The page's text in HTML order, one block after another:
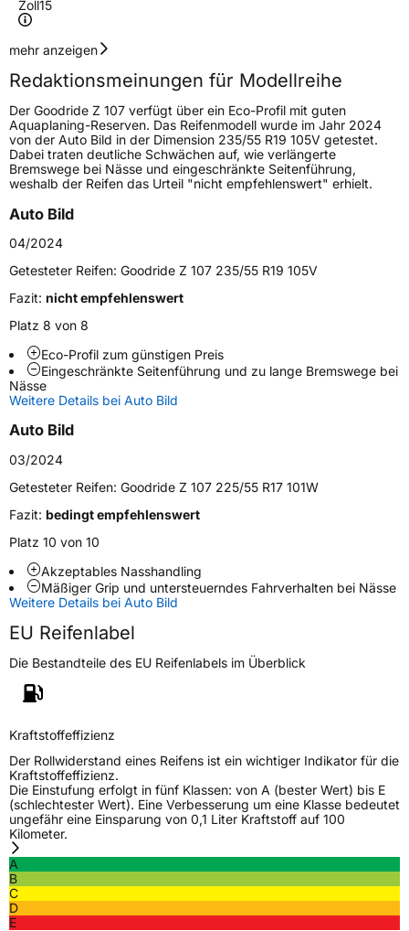
Zoll15
Geschwindigkeitsindex
Höchstgeschwindigkeit
210 km/h
Lastindex96
Höchstlast710 kg
Fahrzeugtyp
VerwendungSommerreifen
ModellnameZ 107
Fahrzeugart
Weitere Eigenschaften
Schlauchtyp TL
Zustand
EU Label
EffizienzC
Nasshaftung B
Rollgeräusch (Klasse)
Fahrzeugklasse
EisgripNein
EPREL ID586862
Allgemeine Produktsicherheit (GPSR)
mehr anzeigen
Redaktionsmeinungen für Modellreihe
Der Goodride Z 107 verfügt über ein Eco-Profil mit guten
Aquaplaning-Reserven. Das Reifenmodell wurde im Jahr 2024
von der Auto Bild in der Dimension 235/55 R19 105V getestet.
Dabei traten deutliche Schwächen auf, wie verlängerte
Bremswege bei Nässe und eingeschränkte Seitenführung,
weshalb der Reifen das Urteil "nicht empfehlenswert" erhielt.
Auto Bild
04/2024
Getesteter Reifen: Goodride Z 107 235/55 R19 105V
Fazit: nicht empfehlenswert
Platz 8 von 8
Eco-Profil zum günstigen Preis
Eingeschränkte Seitenführung und zu lange Bremswege bei
Nässe
Weitere Details bei Auto Bild
Auto Bild
03/2024
Getesteter Reifen: Goodride Z 107 225/55 R17 101W
Fazit: bedingt empfehlenswert
Platz 10 von 10
Akzeptables Nasshandling
Mäßiger Grip und untersteuerndes Fahrverhalten bei Nässe
Weitere Details bei Auto Bild
EU Reifenlabel
Die Bestandteile des EU Reifenlabels im Überblick
Kraftstoffeffizienz
Der Rollwiderstand eines Reifens ist ein wichtiger Indikator für die
Kraftstoffeffizienz.
Die Einstufung erfolgt in fünf Klassen: von A (bester Wert) bis E
(schlechtester Wert). Eine Verbesserung um eine Klasse bedeutet
ungefähr eine Einsparung von 0,1 Liter Kraftstoff auf 100
Kilometer.
A
B
C
D
E